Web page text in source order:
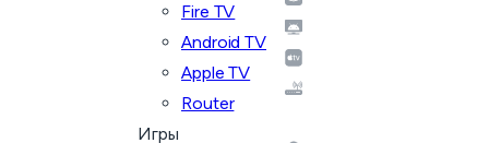
Fire TV
Android TV
Apple TV
Router
Игры